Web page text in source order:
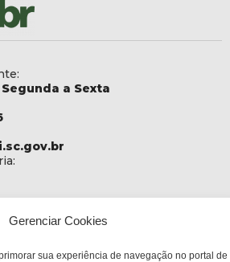
Gerenciar Cookies
sua experiência de navegação no portal de
a Sexta
de Estado de Justiça e Reintegração